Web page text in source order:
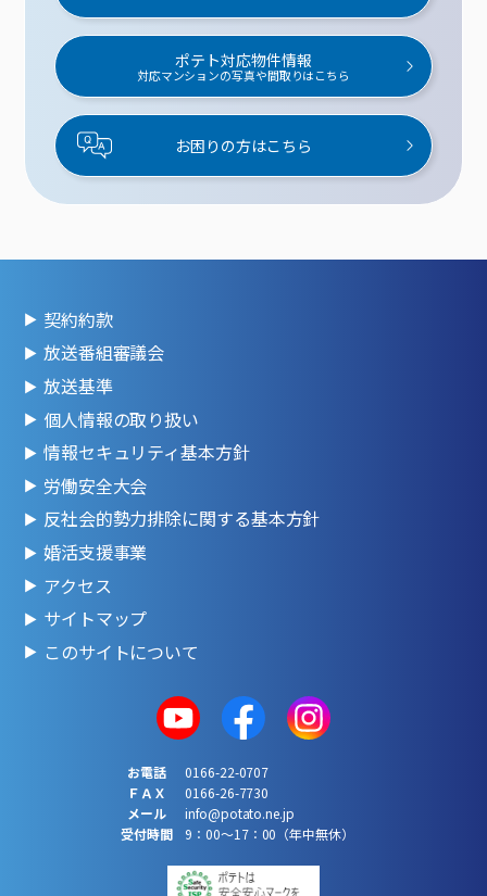
ポテト対応物件情報
対応マンションの写真や間取りはこちら
お困りの方はこちら
契約約款
放送番組審議会
放送基準
個人情報の取り扱い
情報セキュリティ基本方針
労働安全大会
反社会的勢力排除に関する基本方針
婚活支援事業
アクセス
サイトマップ
このサイトについて
お電話
0166-22-0707
ＦＡＸ
0166-26-7730
メール
info@potato.ne.jp
受付時間
9：00～17：00（年中無休）